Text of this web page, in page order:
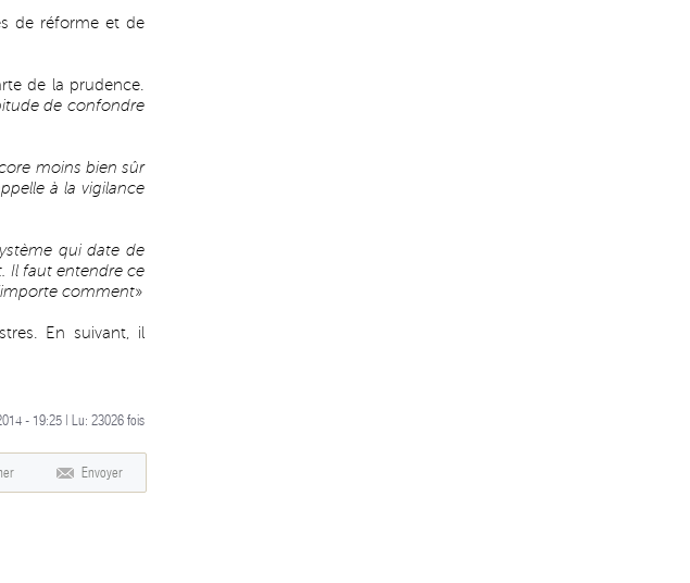
de réforme et de
de la prudence.
de confondre
moins bien sûr
à la vigilance
qui date de
Il faut entendre ce
comment»
En suivant, il
- 19:25 | Lu: 23026 fois
Envoyer